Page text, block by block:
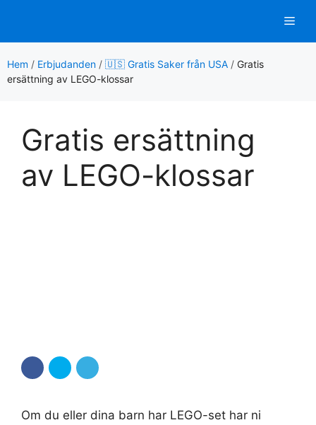
innehåll
Hem / Erbjudanden / 🇺🇸 Gratis Saker från USA / Gratis
ersättning av LEGO-klossar
Gratis ersättning
av LEGO-klossar
Om du eller dina barn har LEGO-set har ni